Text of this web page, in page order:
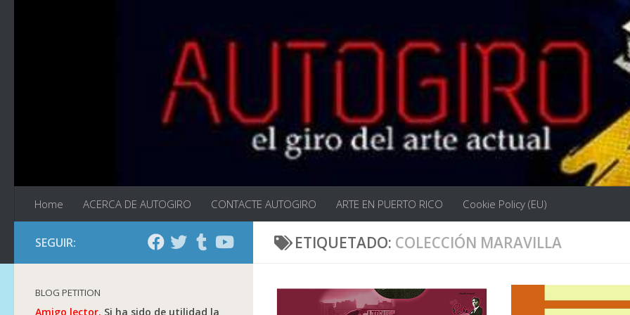
Home ACERCA DE AUTOGIRO CONTACTE AUTOGIRO ARTE EN PUERTO RICO Cookie Policy (EU)
ETIQUETADO: COLECCIÓN MARAVILLA
SEGUIR:
BLOG PETITION
Amigo lector. Si ha sido de utilidad la